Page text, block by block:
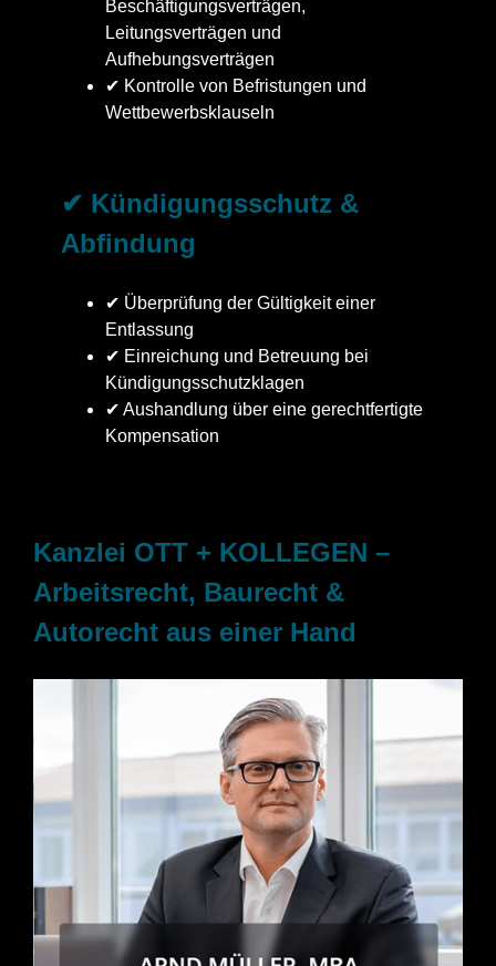
Beschäftigungsverträgen,
Leitungsverträgen und
Aufhebungsverträgen
✔ Kontrolle von Befristungen und
Wettbewerbsklauseln
✔ Kündigungsschutz &
Abfindung
✔ Überprüfung der Gültigkeit einer
Entlassung
✔ Einreichung und Betreuung bei
Kündigungsschutzklagen
✔ Aushandlung über eine gerechtfertigte
Kompensation
Kanzlei OTT + KOLLEGEN –
Arbeitsrecht, Baurecht &
Autorecht aus einer Hand